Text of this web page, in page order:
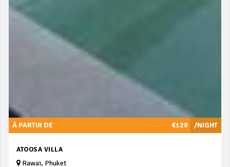
/NIGHT
À PARTIR DE €120
ATOOSA VILLA
Rawai, Phuket